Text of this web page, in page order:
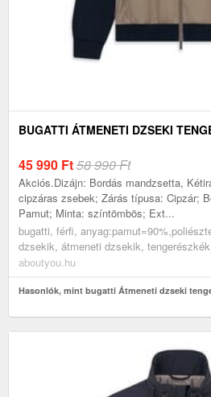
BUGATTI ÁTMENETI DZSEKI
45 990 Ft58 990 Ft
Akciós.Dizájn: Bordás mandzsetta,
cipzáras zsebek; Zárás típusa: Cipzár;
Pamut; Minta: színtömbös; Ext...
bugatti, férfi,
dzsekik, átmeneti dzsekik,
aboutyou.hu
Hasonlók, mint bugatti Átmeneti dzseki